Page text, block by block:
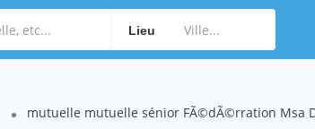
Lieu
mutuelle mutuelle sénior FÃ©dÃ©rration Msa